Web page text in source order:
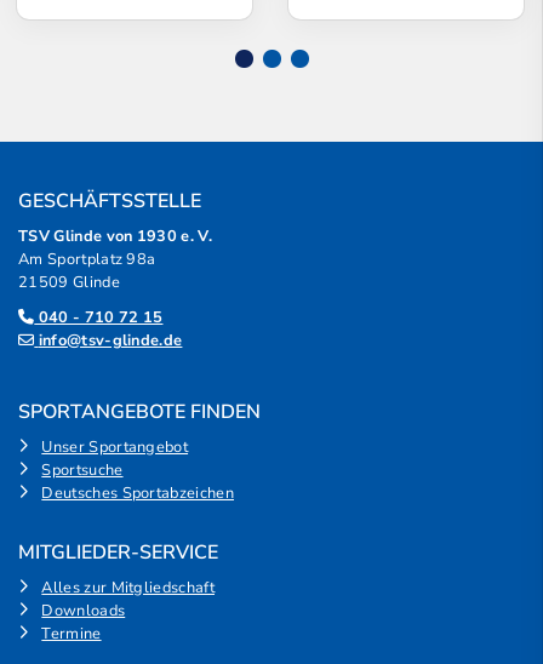
GESCHÄFTSSTELLE
TSV Glinde von 1930 e. V.
Am Sportplatz 98a
21509 Glinde
040 - 710 72 15
info@tsv-glinde.de
SPORTANGEBOTE FINDEN
Unser Sportangebot
Sportsuche
Deutsches Sportabzeichen
MITGLIEDER-SERVICE
Alles zur Mitgliedschaft
Downloads
Termine